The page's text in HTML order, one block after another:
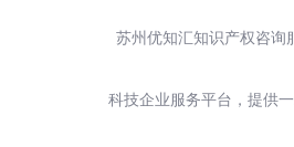
苏州优知汇知识产权咨询
科技企业服务平台，提供